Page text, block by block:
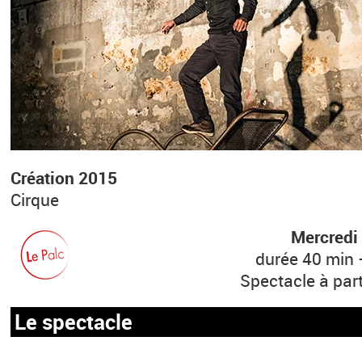
Création 2015
Cirque
durée 40 min
Spectacle à
Le spectacle